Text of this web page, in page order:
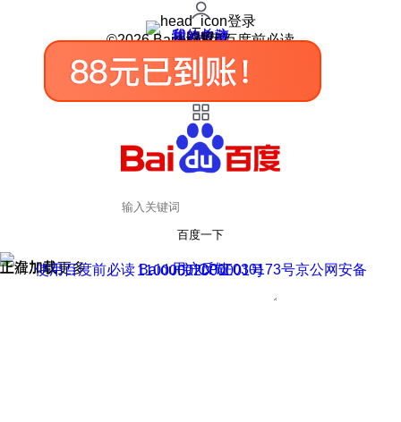
登录
我的关注
我的收藏
皮肤中心
用户反馈
设置
©2026 Baidu 使用百度前必读
百度一下
正在加载
上滑加载更多 用户反馈
使用百度前必读 Baidu 京ICP证030173号
京公网安备11000002000001号